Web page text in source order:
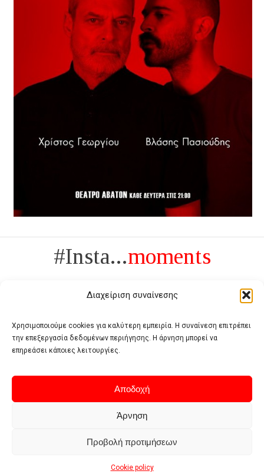
Διαχείριση συναίνεσης
Χρησιμοποιούμε cookies για καλύτερη εμπειρία. Η συναίνεση επιτρέπει
την επεξεργασία δεδομένων περιήγησης. Η άρνηση μπορεί να
επηρεάσει κάποιες λειτουργίες.
Αποδοχή
Άρνηση
Προβολή προτιμήσεων
Cookie policy
#Insta...moments
Πολυτέλεια δεν είναι το αντίθετο της ανέχειας, είναι το αντίθετο της
Terms of use Privacy policy Cookie policy
© 2026 - Deluxe. All Rights Reserved.